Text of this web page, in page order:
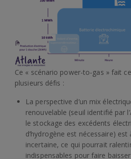
Ce « scénario power-to-gas » fait
plusieurs défis :
La perspective d’un mix
renouvelable (seuil identifié par
le stockage des excédents
d’hydrogène est nécessaire)
incertaine, ce qui pourrait
indispensables pour faire